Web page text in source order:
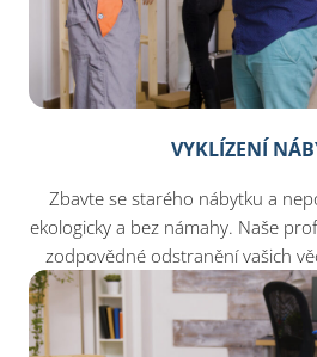
VYKLÍZENÍ
Zbavte se starého nábytku a
ekologicky a bez námahy. Naše
zodpovědné odstranění vašich